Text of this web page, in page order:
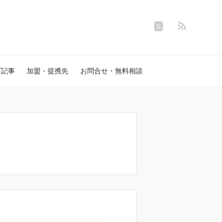
事 加盟・提携先 お問合せ・無料相談